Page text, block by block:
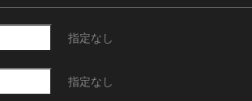
指定なし
指定なし